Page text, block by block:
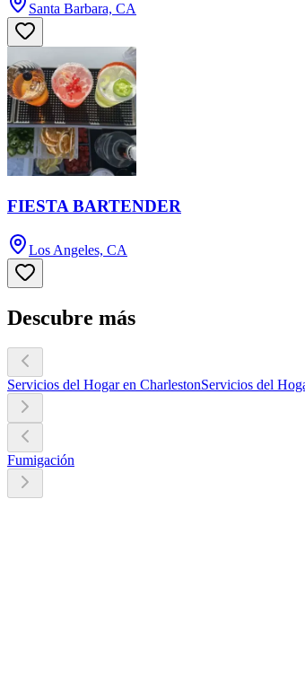
Santa Barbara, CA
FIESTA BARTENDER
Los Angeles, CA
Descubre más
Servicios del Hogar en CharlestonServicios del
Fumigación